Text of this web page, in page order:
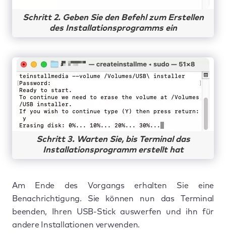
Schritt 2. Geben Sie den Befehl zum Erstellen
des Installationsprogramms ein
Schritt 3. Warten Sie, bis Terminal das
Installationsprogramm erstellt hat
Am Ende des Vorgangs erhalten Sie eine
Benachrichtigung. Sie können nun das Terminal
beenden, Ihren USB-Stick auswerfen und ihn für
andere Installationen verwenden.